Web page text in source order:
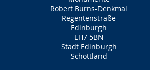
Robert Burns-Denkmal
Regentenstraße
Edinburgh
EH7 5BN
Stadt Edinburgh
Schottland